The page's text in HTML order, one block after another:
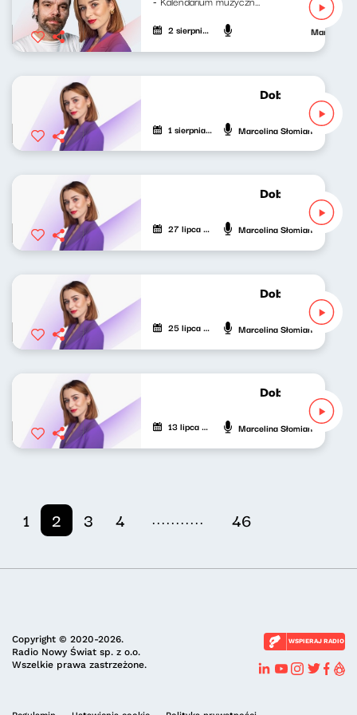
2 sierpnia 2025 Marcelina
Dobrze
1 sierpnia 2025 Marcelina Słomian
Dobrze
27 lipca 2025 Marcelina Słomian
Dobrze
25 lipca 2025 Marcelina Słomian
Dobrze
13 lipca 2025 Marcelina Słomian
1 2 3 4 ........... 46
Copyright © 2020-2026.
Radio Nowy Świat sp. z o.o.
Wszelkie prawa zastrzeżone.
WSPIERAJ RADIO